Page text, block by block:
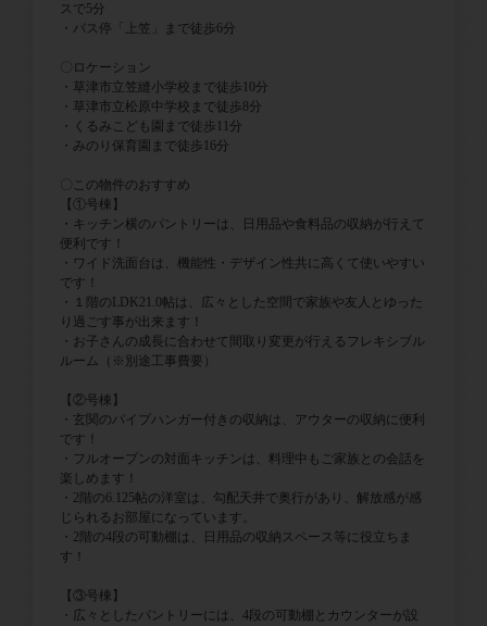
スで5分
・バス停「上笠」まで徒歩6分
〇ロケーション
・草津市立笠縫小学校まで徒歩10分
・草津市立松原中学校まで徒歩8分
・くるみこども園まで徒歩11分
・みのり保育園まで徒歩16分
〇この物件のおすすめ
【①号棟】
・キッチン横のパントリーは、日用品や食料品の収納が行えて
便利です！
・ワイド洗面台は、機能性・デザイン性共に高くて使いやすい
です！
・１階のLDK21.0帖は、広々とした空間で家族や友人とゆった
り過ごす事が出来ます！
・お子さんの成長に合わせて間取り変更が行えるフレキシブル
ルーム（※別途工事費要）
【②号棟】
・玄関のパイプハンガー付きの収納は、アウターの収納に便利
です！
・フルオープンの対面キッチンは、料理中もご家族との会話を
楽しめます！
・2階の6.125帖の洋室は、勾配天井で奥行があり、解放感が感
じられるお部屋になっています。
・2階の4段の可動棚は、日用品の収納スペース等に役立ちま
す！
【③号棟】
・広々としたパントリーには、4段の可動棚とカウンターが設